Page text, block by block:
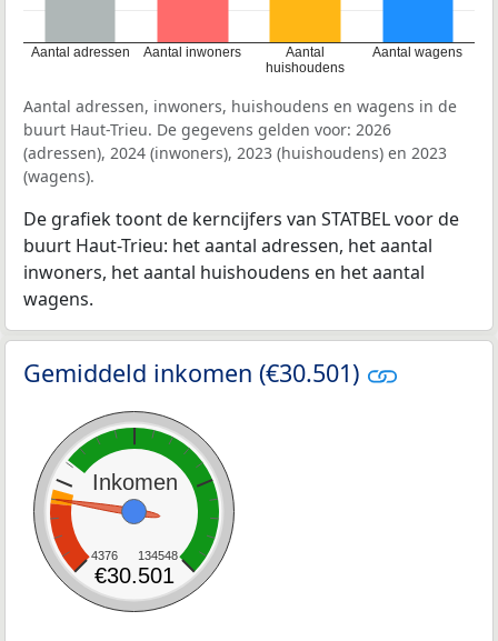
Aantal adressen Aantal inwoners
Aantal
huishoudens
Aantal wagens
Aantal adressen, inwoners, huishoudens en wagens in de
buurt Haut-Trieu. De gegevens gelden voor: 2026
(adressen), 2024 (inwoners), 2023 (huishoudens) en 2023
(wagens).
De grafiek toont de kerncijfers van STATBEL voor de
buurt Haut-Trieu: het aantal adressen, het aantal
inwoners, het aantal huishoudens en het aantal
wagens.
Gemiddeld inkomen (€30.501)
Inkomen
4376 134548
€30.501